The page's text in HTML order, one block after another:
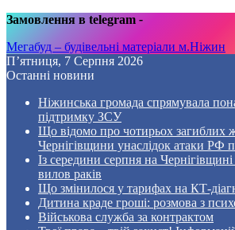
Замовлення в telegram -
Мегабуд – будівельні матеріали м.Ніжин
П’ятниця, 7 Серпня 2026
Останні новини
Ніжинська громада спрямувала
підтримку ЗСУ
Що відомо про чотирьох загиблих
Чернігівщини унаслідок атаки РФ
Із середини серпня на
вилов раків
Що змінилося у тарифах на КТ-
Дитина краде гроші: розмова з
Військова служба за контрактом